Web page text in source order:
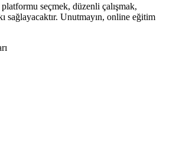
seçmek, düzenli çalışmak,
sağlayacaktır. Unutmayın, online eğitim